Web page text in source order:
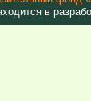
в